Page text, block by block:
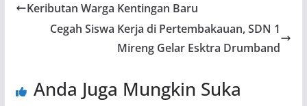
Keributan Warga Kentingan Baru
Cegah Siswa Kerja di Pertembakauan, SDN 1
Mireng Gelar Esktra Drumband
Anda Juga Mungkin Suka